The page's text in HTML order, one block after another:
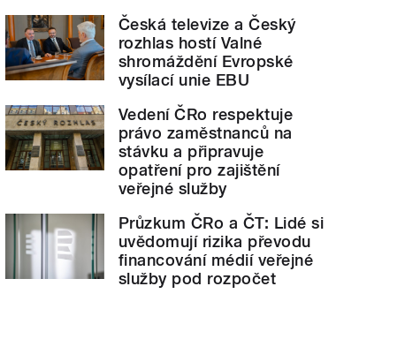
Česká televize a Český
rozhlas hostí Valné
shromáždění Evropské
vysílací unie EBU
Vedení ČRo respektuje
právo zaměstnanců na
stávku a připravuje
opatření pro zajištění
veřejné služby
Průzkum ČRo a ČT: Lidé si
uvědomují rizika převodu
financování médií veřejné
služby pod rozpočet